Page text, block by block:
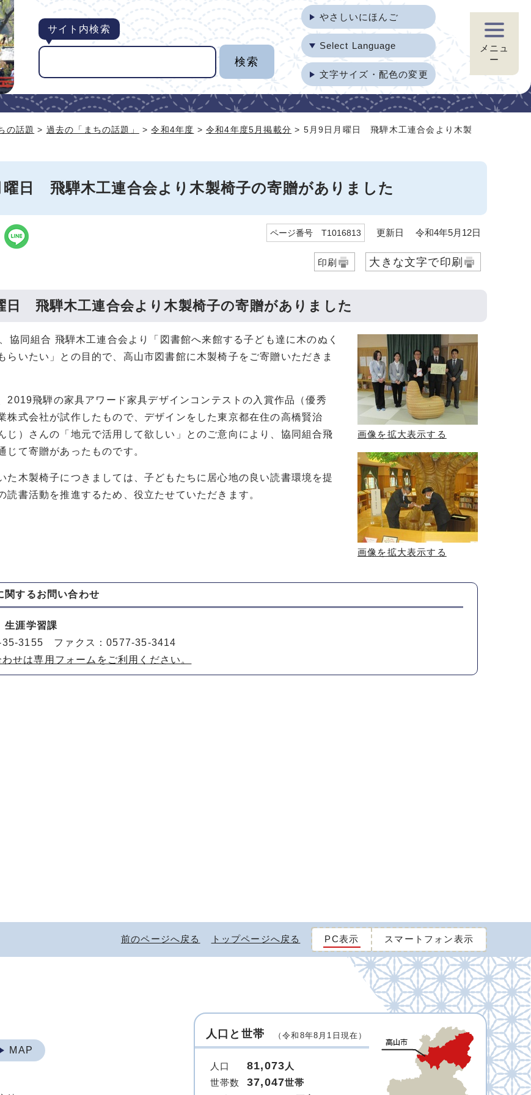
サイト内検索
やさしいにほんご
Select Language
文字サイズ・配色の変更
メニュ
ー
の話題 > 過去の「まちの話題」 >令和4年度 >令和4年度5月掲載分 > 5月9日月曜日 飛騨木工連合会より木製
曜日 飛騨木工連合会より木製椅子の寄贈がありました
ページ番号 T1016813 更新日 令和4年5月12日
印刷 大きな文字で印刷
日 飛騨木工連合会より木製椅子の寄贈がありました
画像を拡大表示する
画像を拡大表示する
協同組合 飛騨木工連合会より「図書館へ来館する子ども達に木のぬく
らいたい」との目的で、高山市図書館に木製椅子をご寄贈いただきま
2019飛騨の家具アワード家具デザインコンテストの入賞作品（優秀
株式会社が試作したもので、デザインをした東京都在住の高橋賢治
じ）さんの「地元で活用して欲しい」とのご意向により、協同組合飛
じて寄贈があったものです。
た木製椅子につきましては、子どもたちに居心地の良い読書環境を提
読書活動を推進するため、役立たせていただきます。
関するお問い合わせ
涯学習課
35-3155 ファクス：0577-35-3414
せは専用フォームをご利用ください。
前のページへ戻る トップページへ戻る PC表示 スマートフォン表示
MAP
人口と世帯 （令和8年8月1日現在）
人口 81,073 人
世帯数
37,047世帯